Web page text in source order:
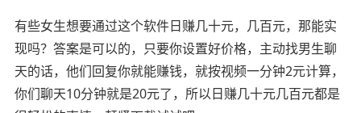
有些女生想要通过这个软件日赚几十元，几百元，那能实
现吗？答案是可以的，只要你设置好价格，主动找男生聊
天的话，他们回复你就能赚钱，就按视频一分钟2元计算，
你们聊天10分钟就是20元了，所以日赚几十元几百元都是